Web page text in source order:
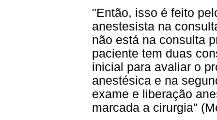
"Então, isso é feito
anestesista na
não está na consulta
paciente tem duas
inicial para avaliar o
anestésica e na
exame e liberação
marcada a cirurgia"